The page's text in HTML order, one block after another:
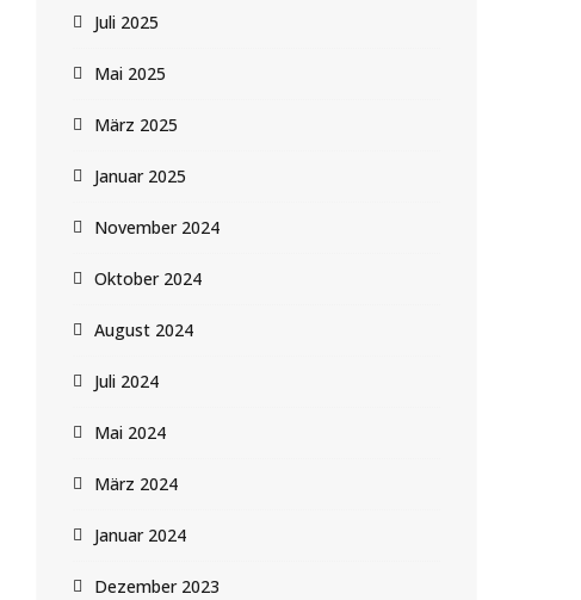
Juli 2025
Mai 2025
März 2025
Januar 2025
November 2024
Oktober 2024
August 2024
Juli 2024
Mai 2024
März 2024
Januar 2024
Dezember 2023